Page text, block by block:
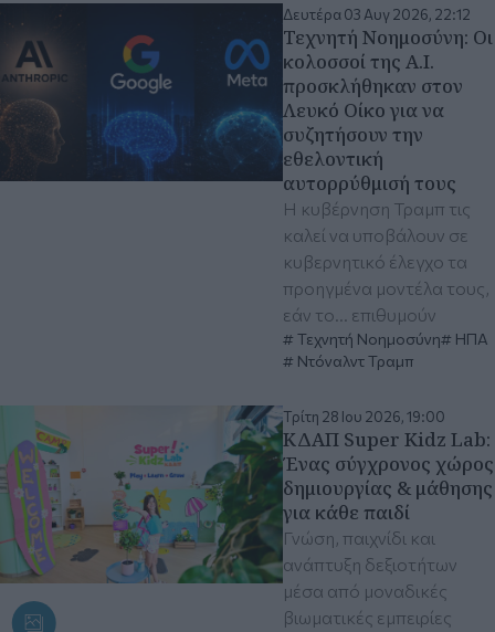
Δευτέρα 03 Αυγ 2026, 22:12
Τεχνητή Νοημοσύνη: Οι
κολοσσοί της A.I.
προσκλήθηκαν στον
Λευκό Οίκο για να
συζητήσουν την
εθελοντική
αυτορρύθμισή τους
Η κυβέρνηση Τραμπ τις
καλεί να υποβάλουν σε
κυβερνητικό έλεγχο τα
προηγμένα μοντέλα τους,
εάν το... επιθυμούν
Τεχνητή Νοημοσύνη
ΗΠΑ
Ντόναλντ Τραμπ
Τρίτη 28 Ιου 2026, 19:00
ΚΔΑΠ Super Kidz Lab:
Ένας σύγχρονος χώρος
δημιουργίας & μάθησης
για κάθε παιδί
Γνώση, παιχνίδι και
ανάπτυξη δεξιοτήτων
μέσα από μοναδικές
βιωματικές εμπειρίες